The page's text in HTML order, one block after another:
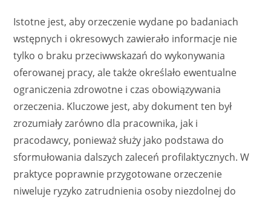
Istotne jest, aby orzeczenie wydane po badaniach
wstępnych i okresowych zawierało informacje nie
tylko o braku przeciwwskazań do wykonywania
oferowanej pracy, ale także określało ewentualne
ograniczenia zdrowotne i czas obowiązywania
orzeczenia. Kluczowe jest, aby dokument ten był
zrozumiały zarówno dla pracownika, jak i
pracodawcy, ponieważ służy jako podstawa do
sformułowania dalszych zaleceń profilaktycznych. W
praktyce poprawnie przygotowane orzeczenie
niweluje ryzyko zatrudnienia osoby niezdolnej do